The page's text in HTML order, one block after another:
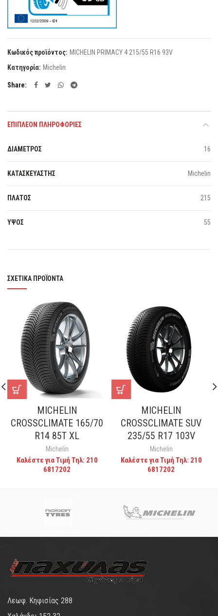
Κωδικός προϊόντος: MICHELIN PRIMACY 4 215/55 R16 93V
Κατηγορία: Michelin
Share
ΕΠΙΠΛΈΟΝ ΠΛΗΡΟΦΟΡΊΕΣ
ΔΙΑΜΕΤΡΟΣ 16
ΚΑΤΑΣΚΕΥΑΣΤΗΣ Michelin
ΠΛΑΤΟΣ 215
ΥΨΟΣ 55
ΣΧΕΤΙΚΆ ΠΡΟΪΌΝΤΑ
MICHELIN
CROSSCLIMATE 165/70
R14 85T XL
Michelin
Καλέστε για Τιμή Τηλ: 210
6817202
MICHELIN
CROSSCLIMATE SUV
235/55 R17 103V
Michelin
Καλέστε για Τιμή Τηλ: 210
6817202
Λεωφ. Κηφισίας 288